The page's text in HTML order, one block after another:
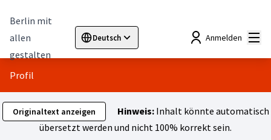
Berlin mit
allen
gestalten
Deutsch
Sprache wählen Choose languageElegir el idioma
Anmelden
Profil
Originaltext anzeigen Hinweis:Inhalt könnte automatisch
übersetzt werden und nicht 100% korrekt sein.